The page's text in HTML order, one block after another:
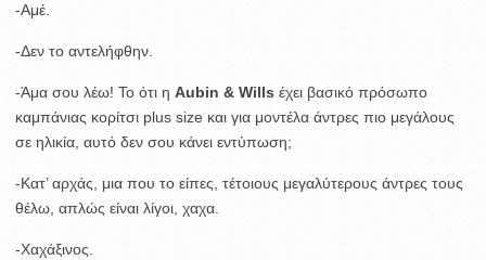
-Αμέ.
-Δεν το αντελήφθην.
-Άμα σου λέω! Το ότι η Aubin & Wills έχει βασικό πρόσωπο
καμπάνιας κορίτσι plus size και για μοντέλα άντρες πιο μεγάλους
σε ηλικία, αυτό δεν σου κάνει εντύπωση;
-Κατ’ αρχάς, μια που το είπες, τέτοιους μεγαλύτερους άντρες τους
θέλω, απλώς είναι λίγοι, χαχα.
-Χαχάξινος.